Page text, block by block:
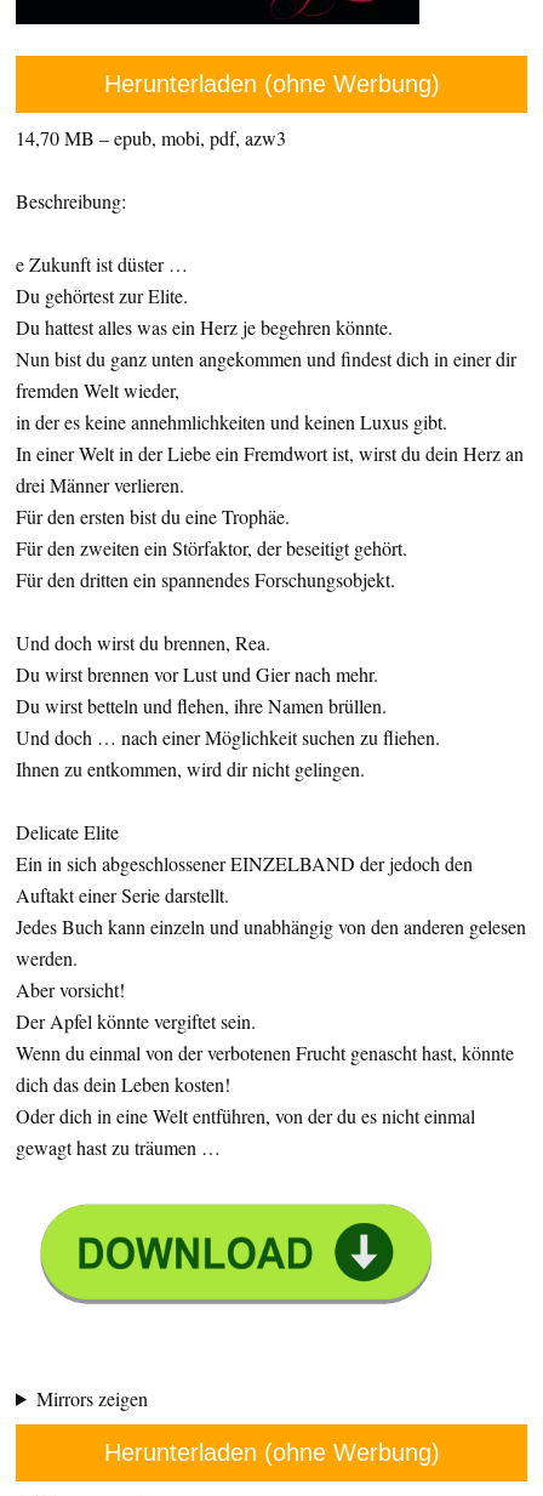
Herunterladen (ohne Werbung)
14,70 MB – epub, mobi, pdf, azw3
Beschreibung:
e Zukunft ist düster …
Du gehörtest zur Elite.
Du hattest alles was ein Herz je begehren könnte.
Nun bist du ganz unten angekommen und findest dich in einer dir
fremden Welt wieder,
in der es keine annehmlichkeiten und keinen Luxus gibt.
In einer Welt in der Liebe ein Fremdwort ist, wirst du dein Herz an
drei Männer verlieren.
Für den ersten bist du eine Trophäe.
Für den zweiten ein Störfaktor, der beseitigt gehört.
Für den dritten ein spannendes Forschungsobjekt.
Und doch wirst du brennen, Rea.
Du wirst brennen vor Lust und Gier nach mehr.
Du wirst betteln und flehen, ihre Namen brüllen.
Und doch … nach einer Möglichkeit suchen zu fliehen.
Ihnen zu entkommen, wird dir nicht gelingen.
Delicate Elite
Ein in sich abgeschlossener EINZELBAND der jedoch den
Auftakt einer Serie darstellt.
Jedes Buch kann einzeln und unabhängig von den anderen gelesen
werden.
Aber vorsicht!
Der Apfel könnte vergiftet sein.
Wenn du einmal von der verbotenen Frucht genascht hast, könnte
dich das dein Leben kosten!
Oder dich in eine Welt entführen, von der du es nicht einmal
gewagt hast zu träumen …
Mirrors zeigen
Herunterladen (ohne Werbung)